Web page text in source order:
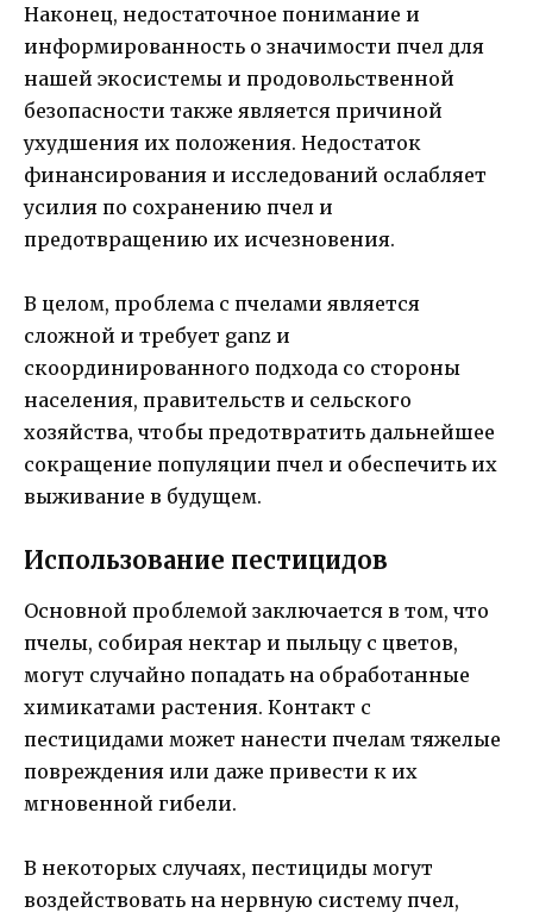
Наконец, недостаточное понимание и
информированность о значимости пчел для
нашей экосистемы и продовольственной
безопасности также является причиной
ухудшения их положения. Недостаток
финансирования и исследований ослабляет
усилия по сохранению пчел и
предотвращению их исчезновения.
В целом, проблема с пчелами является
сложной и требует ganz и
скоординированного подхода со стороны
населения, правительств и сельского
хозяйства, чтобы предотвратить дальнейшее
сокращение популяции пчел и обеспечить их
выживание в будущем.
Использование пестицидов
Основной проблемой заключается в том, что
пчелы, собирая нектар и пыльцу с цветов,
могут случайно попадать на обработанные
химикатами растения. Контакт с
пестицидами может нанести пчелам тяжелые
повреждения или даже привести к их
мгновенной гибели.
В некоторых случаях, пестициды могут
воздействовать на нервную систему пчел,